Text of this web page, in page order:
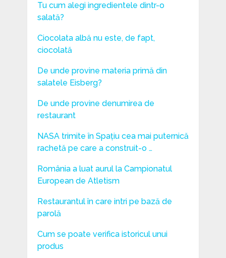
Tu cum alegi ingredientele dintr-o
salată?
Ciocolata albă nu este, de fapt,
ciocolată
De unde provine materia primă din
salatele Eisberg?
De unde provine denumirea de
restaurant
NASA trimite în Spațiu cea mai puternică
rachetă pe care a construit-o …
România a luat aurul la Campionatul
European de Atletism
Restaurantul în care intri pe bază de
parolă
Cum se poate verifica istoricul unui
produs